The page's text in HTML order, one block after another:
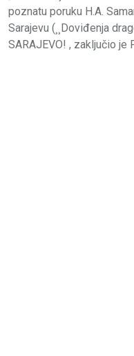
poznatu poruku H.A.
Sarajevu (¸¸Doviđenja
SARAJEVO! , zaključio je